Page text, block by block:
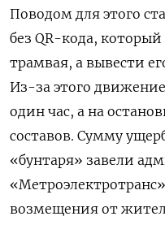
Поводом для этого
без QR-кода,
трамвая, а вывести
Из-за этого
один час, а на
составов. Сумму
«бунтаря» завели
возмещения от